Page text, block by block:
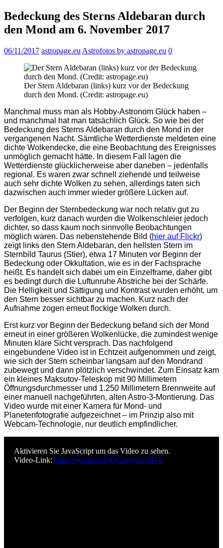
Bedeckung des Sterns Aldebaran durch
den Mond am 6. November 2017
06/11/2017 astropage.eu Astrofotos by astropage.eu 0
Der Stern Aldebaran (links) kurz vor der Bedeckung
durch den Mond. (Credit: astropage.eu)
Manchmal muss man als Hobby-Astronom Glück haben –
und manchmal hat man tatsächlich Glück. So wie bei der
Bedeckung des Sterns Aldebaran durch den Mond in der
vergangenen Nacht. Sämtliche Wetterdienste meldeten eine
dichte Wolkendecke, die eine Beobachtung des Ereignisses
unmöglich gemacht hätte. In diesem Fall lagen die
Wetterdienste glücklicherweise aber daneben – jedenfalls
regional. Es waren zwar schnell ziehende und teilweise
auch sehr dichte Wolken zu sehen, allerdings taten sich
dazwischen auch immer wieder größere Lücken auf.
Der Beginn der Sternbedeckung war noch relativ gut zu
verfolgen, kurz danach wurden die Wolkenschleier jedoch
dichter, so dass kaum noch sinnvolle Beobachtungen
möglich waren. Das nebenstehende Bild (hier auf Flickr)
zeigt links den Stern Aldebaran, den hellsten Stern im
Sternbild Taurus (Stier), etwa 17 Minuten vor Beginn der
Bedeckung oder Okkultation, wie es in der Fachsprache
heißt. Es handelt sich dabei um ein Einzelframe, daher gibt
es bedingt durch die Luftunruhe Abstriche bei der Schärfe.
Die Helligkeit und Sättigung und Kontrast wurden erhöht, um
den Stern besser sichtbar zu machen. Kurz nach der
Aufnahme zogen erneut flockige Wolken durch.
Erst kurz vor Beginn der Bedeckung befand sich der Mond
erneut in einer größeren Wolkenlücke, die zumindest wenige
Minuten klare Sicht versprach. Das nachfolgend
eingebundene Video ist in Echtzeit aufgenommen und zeigt,
wie sich der Stern scheinbar langsam auf den Mondrand
zubewegt und dann plötzlich verschwindet. Zum Einsatz kam
ein kleines Maksutov-Teleskop mit 90 Millimetern
Öffnungsdurchmesser und 1.250 Millimetern Brennweite auf
einer manuell nachgeführten, alten Astro-3-Montierung. Das
Video wurde mit einer Kamera für Mond- und
Planetenfotografie aufgezeichnet – im Prinzip also mit
Webcam-Technologie, nur deutlich empfindlicher.
Aktivieren Sie JavaScript um das Video zu sehen.
Video-Link: https://youtu.be/QQGwJgcVODA